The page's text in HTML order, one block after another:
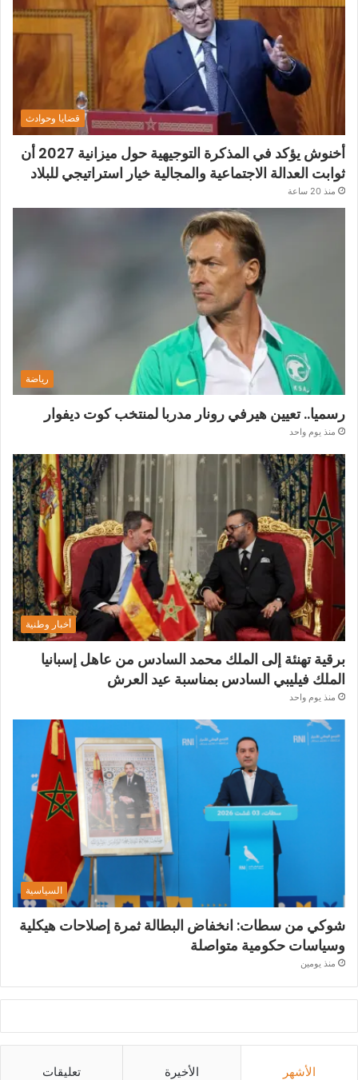
قضايا وحوادث
أخنوش يؤكد في المذكرة التوجيهية حول ميزانية 2027 أن
ثوابت العدالة الاجتماعية والمجالية خيار استراتيجي للبلاد
منذ 20 ساعة
رياضة
رسميا.. تعيين هيرفي رونار مدربا لمنتخب كوت ديفوار
منذ يوم واحد
أخبار وطنية
برقية تهنئة إلى الملك محمد السادس من عاهل إسبانيا
الملك فيليبي السادس بمناسبة عيد العرش
منذ يوم واحد
السياسية
شوكي من سطات: انخفاض البطالة ثمرة إصلاحات هيكلية
وسياسات حكومية متواصلة
منذ يومين
الأشهر الأخيرة تعليقات